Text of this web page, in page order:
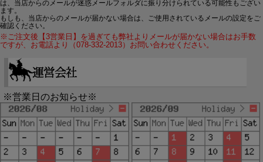
は、当店からのメールが迷惑メールフォルダに振り分けられている可能性もござい
ます。
もしも、当店からのメールが届かない場合は、ご使用されているメールの設定をご
確認ください。
※ご注文後【3営業日】を過ぎても弊社よりメールが届かない場合はお手数
ですが、お電話より（078-332-2013）お問い合わせください。
※営業日のお知らせ※